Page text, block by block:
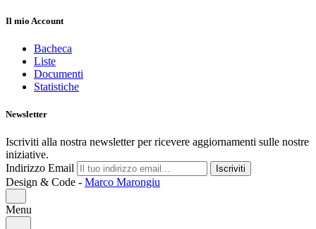
Il mio Account
Bacheca
Liste
Documenti
Statistiche
Newsletter
Iscriviti alla nostra newsletter per ricevere aggiornamenti sulle nostre
iniziative.
Indirizzo Email
Iscriviti
Design & Code - Marco Marongiu
Menu